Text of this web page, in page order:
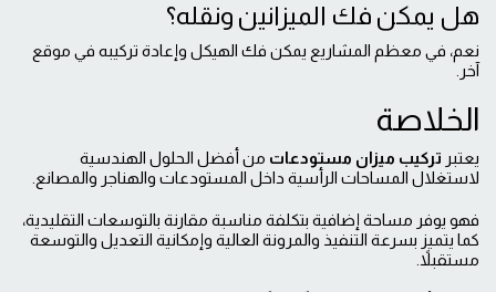
هل يمكن فك الميزانين ونقله؟
نعم، في معظم المشاريع يمكن فك الهيكل وإعادة تركيبه في موقع
آخر.
الخلاصة
يعتبر تركيب ميزان مستودعات من أفضل الحلول الهندسية
لاستغلال المساحات الرأسية داخل المستودعات والهناجر والمصانع.
فهو يوفر مساحة إضافية بتكلفة مناسبة مقارنة بالتوسعات التقليدية،
كما يتميز بسرعة التنفيذ والمرونة العالية وإمكانية التعديل والتوسعة
مستقبلاً.